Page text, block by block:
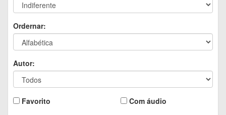
Ordernar:
Autor:
Favorito Com áudio